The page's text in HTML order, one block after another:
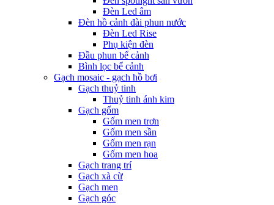
Đèn Led âm
Đèn hồ cảnh đài phun nước
Đèn Led Rise
Phụ kiện đèn
Đầu phun bể cảnh
Bình lọc bể cảnh
Gạch mosaic - gạch hồ bơi
Gạch thuỷ tinh
Thuỷ tinh ánh kim
Gạch gốm
Gốm men trơn
Gốm men sần
Gốm men rạn
Gốm men hoa
Gạch trang trí
Gạch xà cừ
Gạch men
Gạch góc